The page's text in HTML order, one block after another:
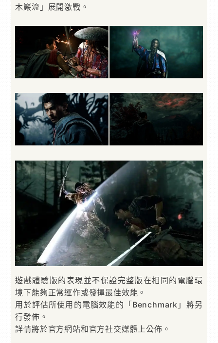
木巖流」展開激戰。
遊戲體驗版的表現並不保證完整版在相同的電腦環
境下能夠正常運作或發揮最佳效能。
用於評估所使用的電腦效能的「Benchmark」將另
行發佈。
詳情將於官方網站和官方社交媒體上公佈。